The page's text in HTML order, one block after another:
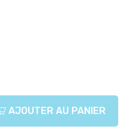
AJOUTER AU PANIER